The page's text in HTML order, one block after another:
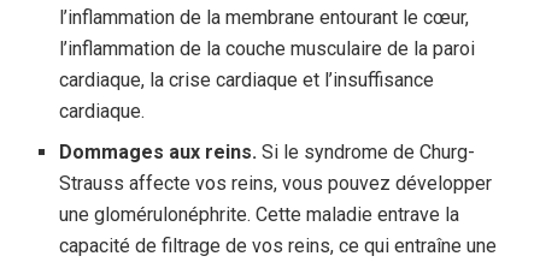
l’inflammation de la membrane entourant le cœur,
l’inflammation de la couche musculaire de la paroi
cardiaque, la crise cardiaque et l’insuffisance
cardiaque.
Dommages aux reins. Si le syndrome de Churg-
Strauss affecte vos reins, vous pouvez développer
une glomérulonéphrite. Cette maladie entrave la
capacité de filtrage de vos reins, ce qui entraîne une